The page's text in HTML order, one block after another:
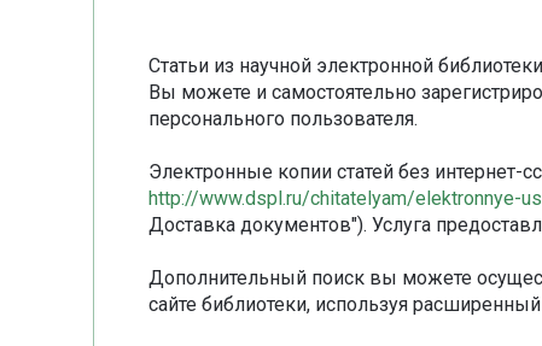
Статьи из научной электронной
Вы можете и самостоятельно
персонального пользователя.
Электронные копии статей без интернет-
http://www.dspl.ru/chitatelyam/elektronnye-
Доставка документов"). Услуга
Дополнительный поиск вы можете
сайте библиотеки, используя